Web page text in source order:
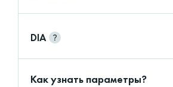
DIA
Как узнать параметры?